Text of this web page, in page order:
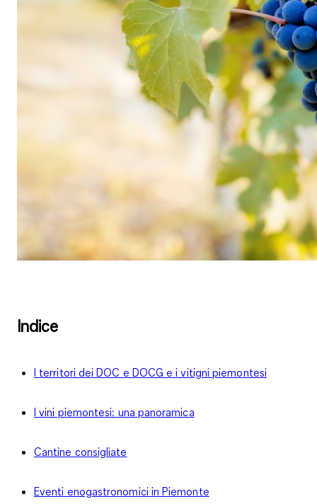
Indice
I territori dei DOC e DOCG e i vitigni piemontesi
I vini piemontesi: una panoramica
Cantine consigliate
Eventi enogastronomici in Piemonte